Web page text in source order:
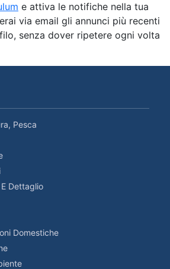
e attiva le notifiche nella tua
via email gli annunci più recenti
senza dover ripetere ogni volta
Pesca
Dettaglio
Domestiche